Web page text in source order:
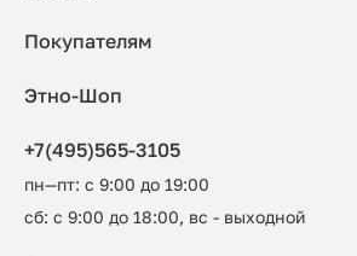
Покупателям
Этно-Шоп
+7(495)565-3105
пн—пт: с 9:00 до 19:00
сб: с 9:00 до 18:00, вс - выходной